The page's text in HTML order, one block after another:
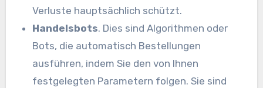
Verluste hauptsächlich schützt.
Handelsbots. Dies sind Algorithmen oder
Bots, die automatisch Bestellungen
ausführen, indem Sie den von Ihnen
festgelegten Parametern folgen. Sie sind